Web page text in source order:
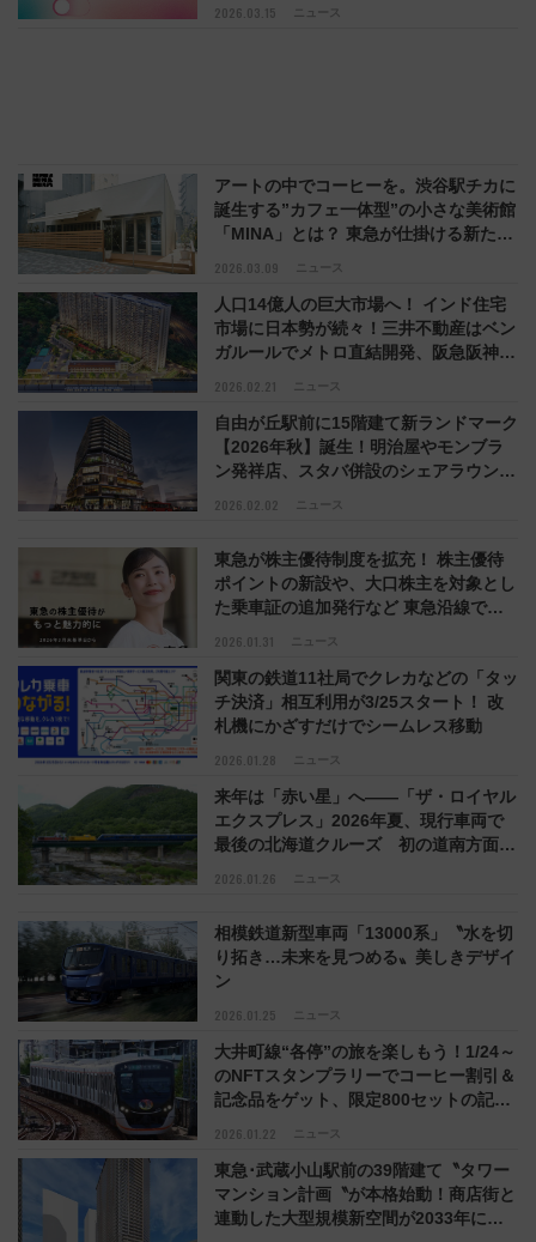
2026.03.15 ニュース
2026.03.09 ニュース
アートの中でコーヒーを。渋谷駅チカに
誕生する”カフェ一体型”の小さな美術館
「MINA」とは？ 東急が仕掛ける新たな
2026.02.21 ニュース
人口14億人の巨大市場へ！ インド住宅
市場に日本勢が続々！三井不動産はベン
ガルールでメトロ直結開発、阪急阪神・
2026.02.02 ニュース
自由が丘駅前に15階建て新ランドマーク
【2026年秋】誕生！明治屋やモンブラ
ン発祥店、スタバ併設のシェアラウンジ
2026.01.31 ニュース
東急が株主優待制度を拡充！ 株主優待
ポイントの新設や、大口株主を対象とし
た乗車証の追加発行など 東急沿線での
2026.01.28 ニュース
関東の鉄道11社局でクレカなどの「タッ
チ決済」相互利用が3/25スタート！ 改
札機にかざすだけでシームレス移動
2026.01.26 ニュース
来年は「赤い星」へ――「ザ・ロイヤル
エクスプレス」2026年夏、現行車両で
最後の北海道クルーズ 初の道南方面プ
2026.01.25 ニュース
相模鉄道新型車両「13000系」〝水を切
り拓き…未来を見つめる〟美しきデザイ
ン
2026.01.22 ニュース
大井町線“各停”の旅を楽しもう！1/24～
のNFTスタンプラリーでコーヒー割引＆
記念品をゲット、限定800セットの記念
東急･武蔵小山駅前の39階建て〝タワー
マンション計画〝が本格始動！商店街と
連動した大型規模新空間が2033年に誕